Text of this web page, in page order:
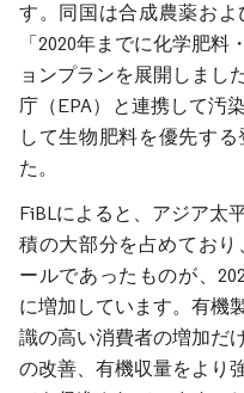
す。同国は合成農薬お
「2020年までに化学肥
ョンプランを展開しまし
庁（EPA）と連携して汚
して生物肥料を優先す
た。
FiBLによると、アジア太
積の大部分を占めており
ールであったものが、
に増加しています。有機
識の高い消費者の増加だ
の改善、有機収量をより